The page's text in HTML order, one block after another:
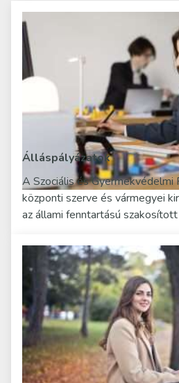
Álláspályázatok
A Szociális és Gyermekvédelmi
központi szerve és vármegyei
az állami fenntartású